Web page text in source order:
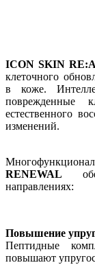
​ICON SKIN
клеточного
в коже.
поврежденные
естественного
изменений.
RENEWAL
направлениях:
Повышение
Пептидные
повышают